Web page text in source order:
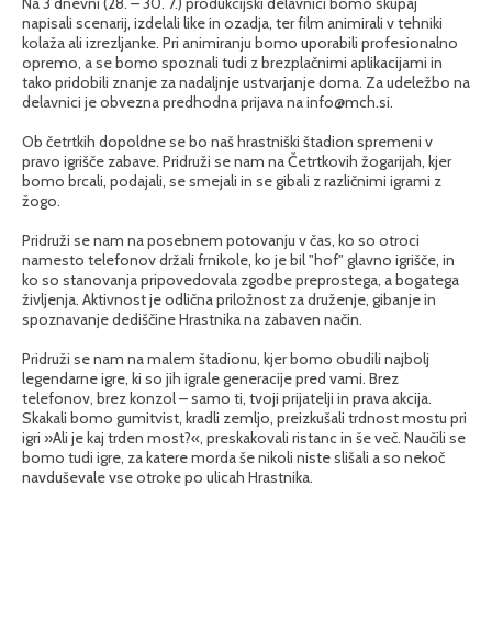
napisali scenarij, izdelali like in ozadja, ter film animirali v tehniki
kolaža ali izrezljanke. Pri animiranju bomo uporabili profesionalno
opremo, a se bomo spoznali tudi z brezplačnimi aplikacijami in
tako pridobili znanje za nadaljnje ustvarjanje doma. Za udeležbo na
delavnici je obvezna predhodna prijava na info@mch.si.
Ob četrtkih dopoldne se bo naš hrastniški štadion spremeni v
pravo igrišče zabave. Pridruži se nam na Četrtkovih žogarijah, kjer
bomo brcali, podajali, se smejali in se gibali z različnimi igrami z
žogo.
Pridruži se nam na posebnem potovanju v čas, ko so otroci
namesto telefonov držali frnikole, ko je bil "hof" glavno igrišče, in
ko so stanovanja pripovedovala zgodbe preprostega, a bogatega
življenja. Aktivnost je odlična priložnost za druženje, gibanje in
spoznavanje dediščine Hrastnika na zabaven način.
Pridruži se nam na malem štadionu, kjer bomo obudili najbolj
legendarne igre, ki so jih igrale generacije pred vami. Brez
telefonov, brez konzol – samo ti, tvoji prijatelji in prava akcija.
Skakali bomo gumitvist, kradli zemljo, preizkušali trdnost mostu pri
igri »Ali je kaj trden most?«, preskakovali ristanc in še več. Naučili se
bomo tudi igre, za katere morda še nikoli niste slišali a so nekoč
navduševale vse otroke po ulicah Hrastnika.